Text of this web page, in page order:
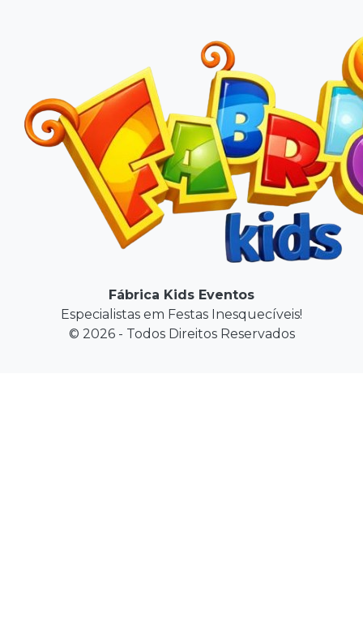
Fábrica Kids Eventos
Especialistas em Festas Inesquecíveis!
© 2026 - Todos Direitos Reservados